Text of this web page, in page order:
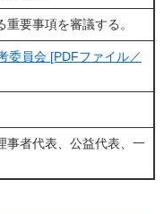
要事項を審議する。
委員会 [PDFファイル／
事者代表、公益代表、一